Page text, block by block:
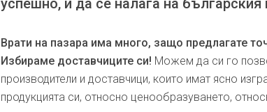
Врати на пазара има много, защо предлагате
Избираме доставчиците си! Можем да си го
производители и доставчици, които имат ясно
продукцията си, относно ценообразуването,